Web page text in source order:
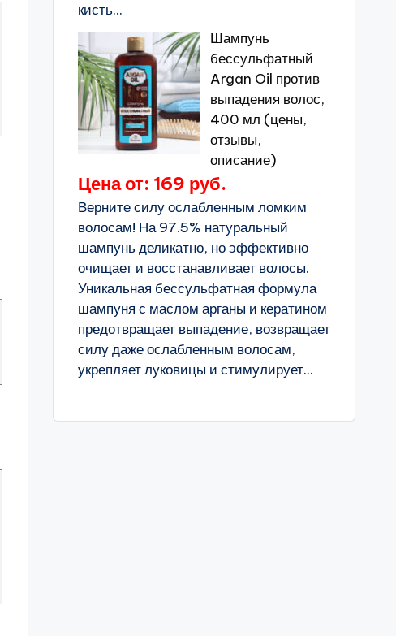
кисть...
Шампунь
бессульфатный
Argan Oil против
выпадения волос,
400 мл (цены,
отзывы,
описание)
Цена от: 169 руб.
Верните силу ослабленным ломким
волосам! На 97.5% натуральный
шампунь деликатно, но эффективно
очищает и восстанавливает волосы.
Уникальная бессульфатная формула
шампуня с маслом арганы и кератином
предотвращает выпадение, возвращает
силу даже ослабленным волосам,
укрепляет луковицы и стимулирует...